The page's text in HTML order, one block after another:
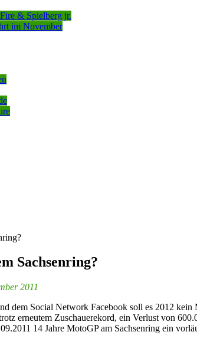
& Spielberg jr.
im November
Sachsenring?
2011
dem Social Network Facebook soll es 2012 kein
erneutem Zuschauerekord, ein Verlust von
14 Jahre MotoGP am Sachsenring ein